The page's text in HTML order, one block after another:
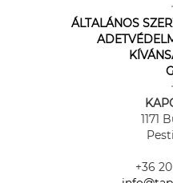
ÁLTALÁNOS
1171
+36